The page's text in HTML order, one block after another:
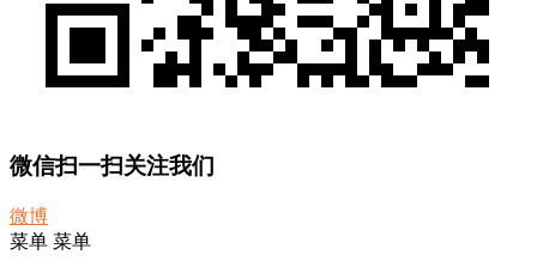
微信扫一扫关注我们
微博
菜单 菜单